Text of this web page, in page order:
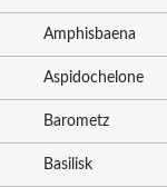
Amphisbaena
Aspidochelone
Barometz
Basilisk